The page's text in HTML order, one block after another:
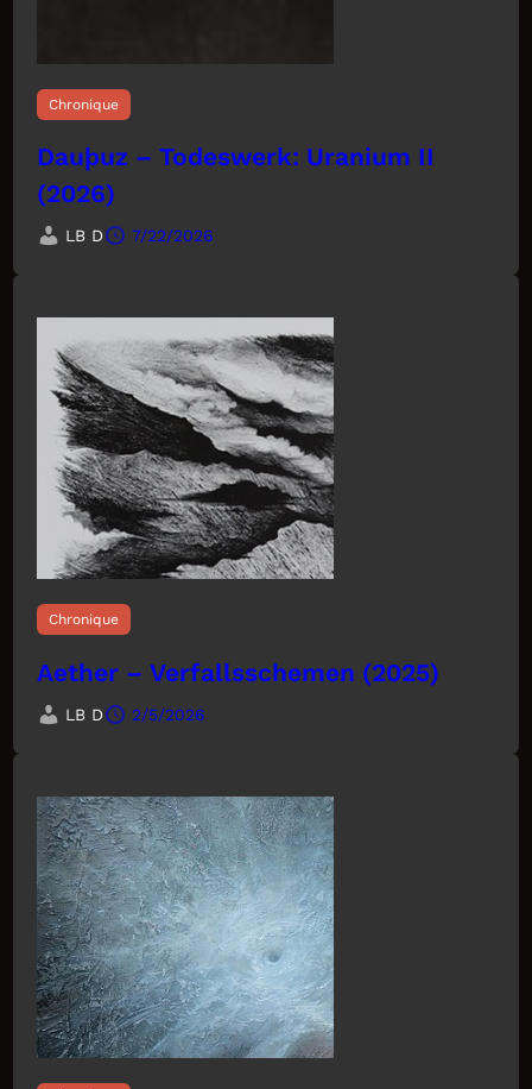
Chronique
Dauþuz – Todeswerk: Uranium II
(2026)
LB D 7/22/2026
Chronique
Aether – Verfallsschemen (2025)
LB D 2/5/2026